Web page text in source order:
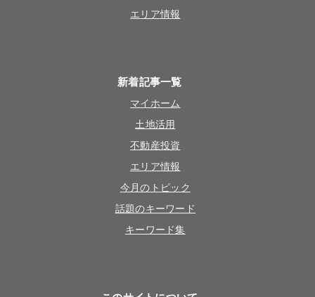
エリア情報
新着記事一覧
マイホーム
土地活用
不動産投資
エリア情報
今月のトピック
話題のキーワード
キーワード集